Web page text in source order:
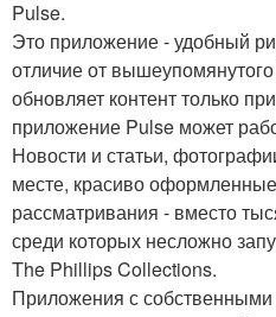
Pulse.
Это приложение - удобный
отличие от
обновляет контент только
приложение Pulse может
Новости и статьи,
месте, красиво
рассматривания - вместо
среди которых несложно
The Phillips Collections.
Приложения с